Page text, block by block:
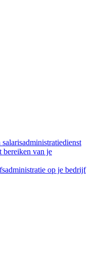
bereiken van je
op je bedrijf